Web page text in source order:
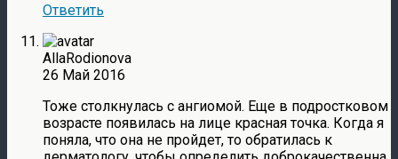
Ответить
AllaRodionova
26 Май 2016
Тоже столкнулась с ангиомой. Еще в подростковом
возрасте появилась на лице красная точка. Когда я
поняла, что она не пройдет, то обратилась к